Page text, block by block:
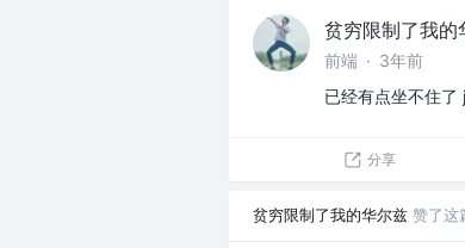
贫穷限制了我的
前端 · 3年前
已经有点坐不住了
分享
贫穷限制了我的华尔兹 赞了这